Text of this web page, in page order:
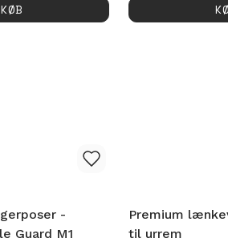
KØB
-
Guard M1
Premium
til urrem